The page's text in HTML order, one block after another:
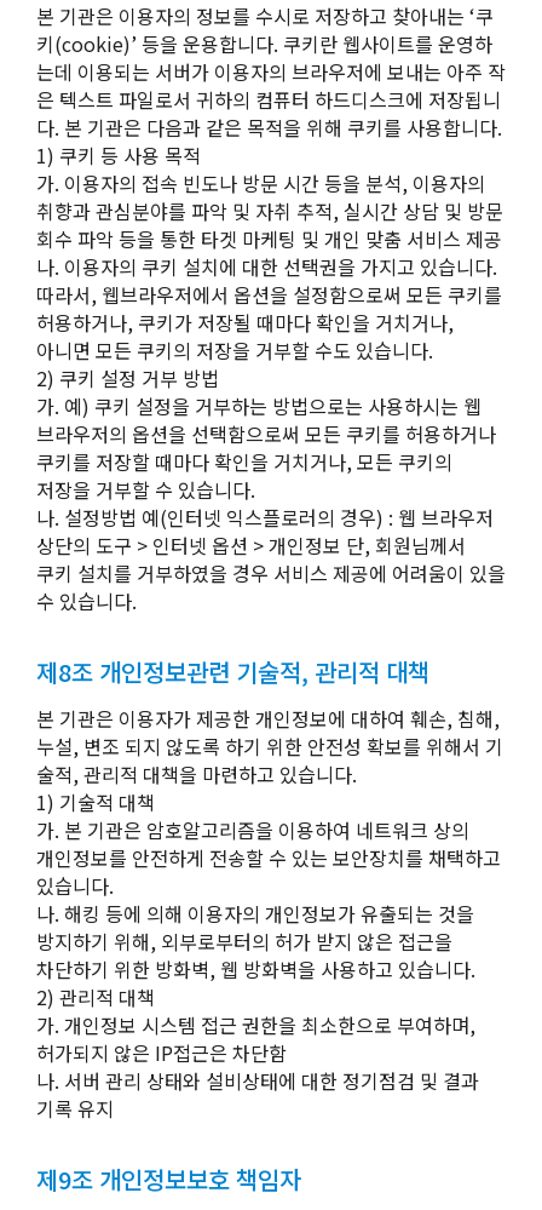
본 기관은 이용자의 정보를 수시로 저장하고 찾아내는 ‘쿠
키(cookie)’ 등을 운용합니다. 쿠키란 웹사이트를 운영하
는데 이용되는 서버가 이용자의 브라우저에 보내는 아주 작
은 텍스트 파일로서 귀하의 컴퓨터 하드디스크에 저장됩니
다. 본 기관은 다음과 같은 목적을 위해 쿠키를 사용합니다.
1) 쿠키 등 사용 목적
가. 이용자의 접속 빈도나 방문 시간 등을 분석, 이용자의
취향과 관심분야를 파악 및 자취 추적, 실시간 상담 및 방문
회수 파악 등을 통한 타겟 마케팅 및 개인 맞춤 서비스 제공
나. 이용자의 쿠키 설치에 대한 선택권을 가지고 있습니다.
따라서, 웹브라우저에서 옵션을 설정함으로써 모든 쿠키를
허용하거나, 쿠키가 저장될 때마다 확인을 거치거나,
아니면 모든 쿠키의 저장을 거부할 수도 있습니다.
2) 쿠키 설정 거부 방법
가. 예) 쿠키 설정을 거부하는 방법으로는 사용하시는 웹
브라우저의 옵션을 선택함으로써 모든 쿠키를 허용하거나
쿠키를 저장할 때마다 확인을 거치거나, 모든 쿠키의
저장을 거부할 수 있습니다.
나. 설정방법 예(인터넷 익스플로러의 경우) : 웹 브라우저
상단의 도구 > 인터넷 옵션 > 개인정보 단, 회원님께서
쿠키 설치를 거부하였을 경우 서비스 제공에 어려움이 있을
수 있습니다.
제8조 개인정보관련 기술적, 관리적 대책
본 기관은 이용자가 제공한 개인정보에 대하여 훼손, 침해,
누설, 변조 되지 않도록 하기 위한 안전성 확보를 위해서 기
술적, 관리적 대책을 마련하고 있습니다.
1) 기술적 대책
가. 본 기관은 암호알고리즘을 이용하여 네트워크 상의
개인정보를 안전하게 전송할 수 있는 보안장치를 채택하고
있습니다.
나. 해킹 등에 의해 이용자의 개인정보가 유출되는 것을
방지하기 위해, 외부로부터의 허가 받지 않은 접근을
차단하기 위한 방화벽, 웹 방화벽을 사용하고 있습니다.
2) 관리적 대책
가. 개인정보 시스템 접근 권한을 최소한으로 부여하며,
허가되지 않은 IP접근은 차단함
나. 서버 관리 상태와 설비상태에 대한 정기점검 및 결과
기록 유지
제9조 개인정보보호 책임자